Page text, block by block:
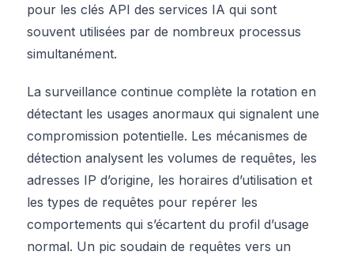
pour les clés API des services IA qui sont
souvent utilisées par de nombreux processus
simultanément.
La surveillance continue complète la rotation en
détectant les usages anormaux qui signalent une
compromission potentielle. Les mécanismes de
détection analysent les volumes de requêtes, les
adresses IP d’origine, les horaires d’utilisation et
les types de requêtes pour repérer les
comportements qui s’écartent du profil d’usage
normal. Un pic soudain de requêtes vers un